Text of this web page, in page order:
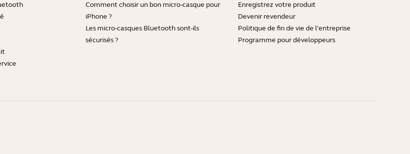
Comment choisir un bon micro-casque pour
iPhone ?
Les micro-casques Bluetooth sont-ils
sécurisés ?
Enregistrez votre produit
Devenir revendeur
Politique de fin de vie de l'entreprise
Programme pour développeurs